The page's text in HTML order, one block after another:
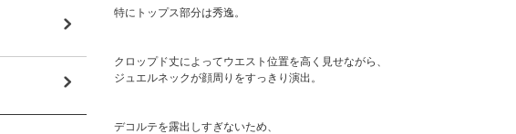
特にトップス部分は秀逸。
クロップド丈によってウエスト位置を高く見せながら、
ジュエルネックが顔周りをすっきり演出。
デコルテを露出しすぎないため、